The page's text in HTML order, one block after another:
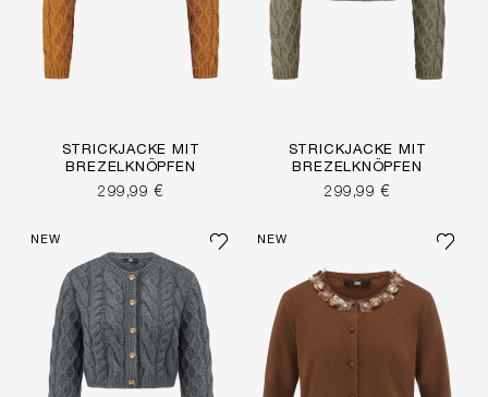
STRICKJACKE MIT
BREZELKNÖPFEN
299,99 €
STRICKJACKE MIT
BREZELKNÖPFEN
299,99 €
NEW NEW